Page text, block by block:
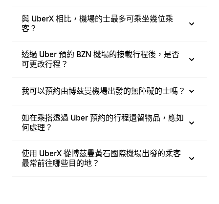
與 UberX 相比，機場的士最多可乘坐幾位乘
客？
透過 Uber 預約 BZN 機場的接載行程後，是否
可更改行程？
我可以預約由博茲曼機場出發的無障礙的士嗎？
如在乘搭透過 Uber 預約的行程遺留物品，應如
何處理？
使用 UberX 從博茲曼黃石國際機場出發的乘客
最常前往哪些目的地？